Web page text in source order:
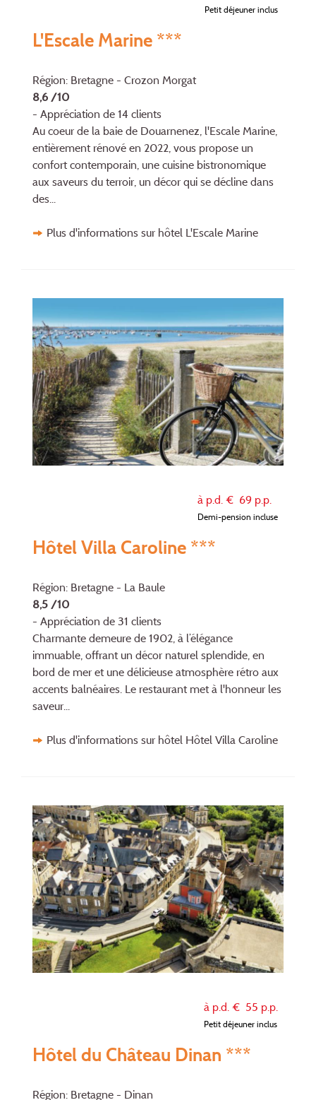
Petit déjeuner inclus
L'Escale Marine ***
Région: Bretagne - Crozon Morgat
8,6 /10
- Appréciation de 14 clients
Au coeur de la baie de Douarnenez, l'Escale Marine,
entièrement rénové en 2022, vous propose un
confort contemporain, une cuisine bistronomique
aux saveurs du terroir, un décor qui se décline dans
des...
Plus d'informations sur hôtel L'Escale Marine
à p.d. € 69 p.p.
Demi-pension incluse
Hôtel Villa Caroline ***
Région: Bretagne - La Baule
8,5 /10
- Appréciation de 31 clients
Charmante demeure de 1902, à l’élégance
immuable, offrant un décor naturel splendide, en
bord de mer et une délicieuse atmosphère rétro aux
accents balnéaires. Le restaurant met à l'honneur les
saveur...
Plus d'informations sur hôtel Hôtel Villa Caroline
à p.d. € 55 p.p.
Petit déjeuner inclus
Hôtel du Château Dinan ***
Région: Bretagne - Dinan